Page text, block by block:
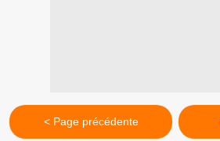
< Page précédente